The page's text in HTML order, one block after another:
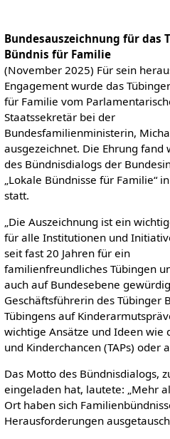
Bundesauszeichnung für das
Bündnis für Familie
(November 2025) Für sein
Engagement wurde das
für Familie vom
Staatssekretär bei der
Bundesfamilienministerin,
ausgezeichnet. Die Ehrung fand
des Bündnisdialogs der
„Lokale Bündnisse für Familie“
statt.
„Die Auszeichnung ist ein
für alle Institutionen und
seit fast 20 Jahren für ein
familienfreundliches Tübingen
auch auf Bundesebene
Geschäftsführerin des Tübinger
Tübingens auf
wichtige Ansätze und Ideen wie
und Kinderchancen (TAPs) oder
Das Motto des Bündnisdialogs,
eingeladen hat, lautete: „Mehr
Ort haben sich
Herausforderungen